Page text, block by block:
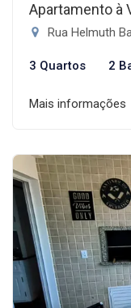
Apartamento à
Rua Helmuth
3 Quartos 2
Mais informações